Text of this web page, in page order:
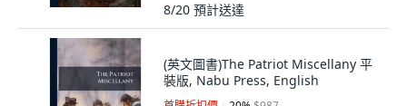
8/20 預計送達
(英文圖書)The Patriot Miscellany 平
裝版, Nabu Press, English